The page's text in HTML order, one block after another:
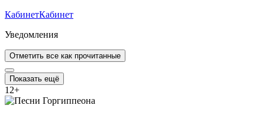
КабинетКабинет
Уведомления
Отметить все как прочитанные
Показать ещё
12+